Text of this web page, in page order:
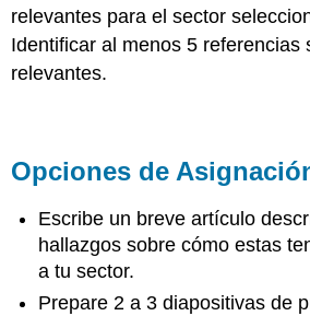
relevantes para el sector
Identificar al menos 5 referencias
relevantes.
Opciones de
Escribe un breve artículo
hallazgos sobre cómo estas
a tu sector.
Prepare 2 a 3 diapositivas de